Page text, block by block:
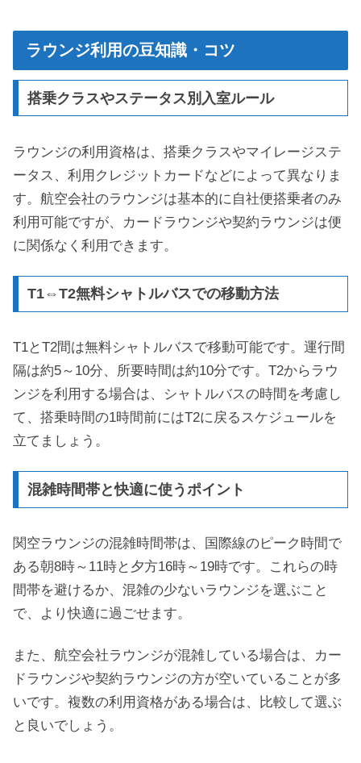
ラウンジ利用の豆知識・コツ
搭乗クラスやステータス別入室ルール
ラウンジの利用資格は、搭乗クラスやマイレージステ
ータス、利用クレジットカードなどによって異なりま
す。航空会社のラウンジは基本的に自社便搭乗者のみ
利用可能ですが、カードラウンジや契約ラウンジは便
に関係なく利用できます。
T1⇔T2無料シャトルバスでの移動方法
T1とT2間は無料シャトルバスで移動可能です。運行間
隔は約5～10分、所要時間は約10分です。T2からラウ
ンジを利用する場合は、シャトルバスの時間を考慮し
て、搭乗時間の1時間前にはT2に戻るスケジュールを
立てましょう。
混雑時間帯と快適に使うポイント
関空ラウンジの混雑時間帯は、国際線のピーク時間で
ある朝8時～11時と夕方16時～19時です。これらの時
間帯を避けるか、混雑の少ないラウンジを選ぶこと
で、より快適に過ごせます。
また、航空会社ラウンジが混雑している場合は、カー
ドラウンジや契約ラウンジの方が空いていることが多
いです。複数の利用資格がある場合は、比較して選ぶ
と良いでしょう。